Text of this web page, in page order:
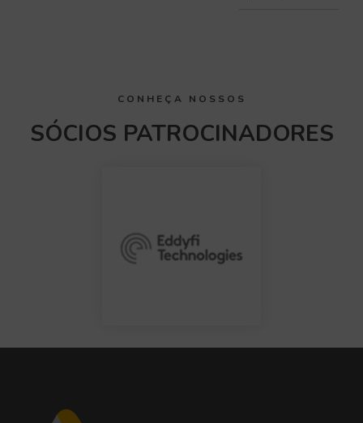
CONHEÇA NOSSOS
SÓCIOS PATROCINADORES